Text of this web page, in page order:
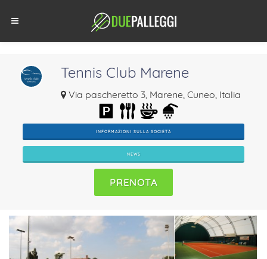
Tennis Club Marene
Via pascheretto 3, Marene, Cuneo, Italia
INFORMAZIONI SULLA SOCIETÀ
NEWS
PRENOTA